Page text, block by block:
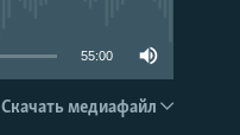
EMBED
55:00
Скачать медиафайл